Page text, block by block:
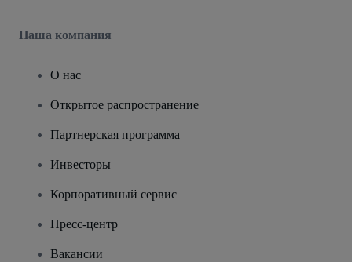
Наша компания
О нас
Открытое распространение
Партнерская программа
Инвесторы
Корпоративный сервис
Пресс-центр
Вакансии